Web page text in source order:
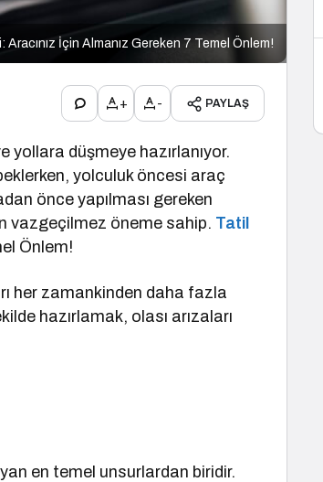
Aracınız İçin Almanız Gereken 7 Temel Önlem!
+ - PAYLAŞ
yollara düşmeye hazırlanıyor.
yolculuk öncesi araç
önce yapılması gereken
vazgeçilmez öneme sahip. Tatil
Önlem!
her zamankinden daha fazla
hazırlamak, olası arızaları
en temel unsurlardan biridir.